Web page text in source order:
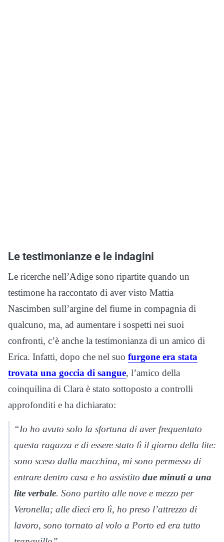
Le testimonianze e le indagini
Le ricerche nell’Adige sono ripartite quando un
testimone ha raccontato di aver visto Mattia
Nascimben sull’argine del fiume in compagnia di
qualcuno, ma, ad aumentare i sospetti nei suoi
confronti, c’è anche la testimonianza di un amico di
Erica. Infatti, dopo che nel suo furgone era stata
trovata una goccia di sangue, l’amico della
coinquilina di Clara è stato sottoposto a controlli
approfonditi e ha dichiarato:
“Io ho avuto solo la sfortuna di aver frequentato
questa ragazza e di essere stato lì il giorno della lite:
sono sceso dalla macchina, mi sono permesso di
entrare dentro casa e ho assistito due minuti a una
lite verbale. Sono partito alle nove e mezzo per
Veronella; alle dieci ero lì, ho preso l’attrezzo di
lavoro, sono tornato al volo a Porto ed era tutto